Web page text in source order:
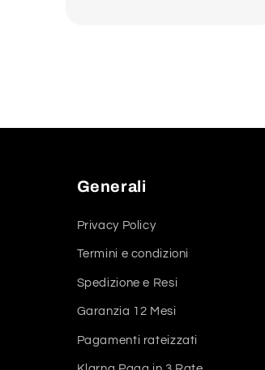
Generali
Privacy Policy
Termini e condizioni
Spedizione e Resi
Garanzia 12 Mesi
Pagamenti rateizzati